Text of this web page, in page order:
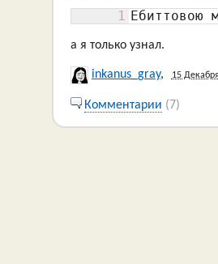
1 Ебиттовою
а я только узнал.
inkanus_gray, 15
Комментарии (7)